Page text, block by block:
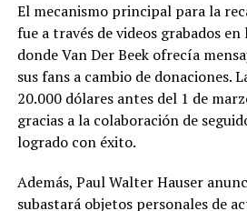
El mecanismo principal para la
fue a través de videos grabados
donde Van Der Beek ofrecía
sus fans a cambio de donaciones.
20.000 dólares antes del 1 de
gracias a la colaboración de
logrado con éxito.
Además, Paul Walter Hauser
subastará objetos personales de